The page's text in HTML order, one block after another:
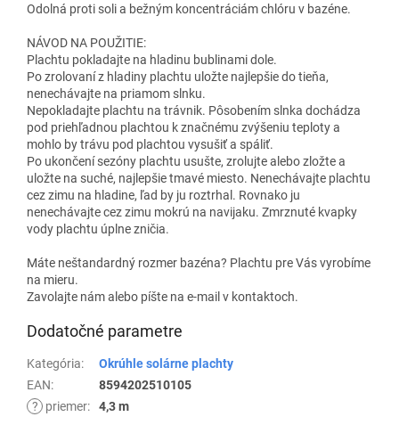
Odolná proti soli a bežným koncentráciám chlóru v bazéne.
NÁVOD NA POUŽITIE:
Plachtu pokladajte na hladinu bublinami dole.
Po zrolovaní z hladiny plachtu uložte najlepšie do tieňa,
nenechávajte na priamom slnku.
Nepokladajte plachtu na trávnik. Pôsobením slnka dochádza
pod priehľadnou plachtou k značnému zvýšeniu teploty a
mohlo by trávu pod plachtou vysušiť a spáliť.
Po ukončení sezóny plachtu usušte, zrolujte alebo zložte a
uložte na suché, najlepšie tmavé miesto. Nenechávajte plachtu
cez zimu na hladine, ľad by ju roztrhal. Rovnako ju
nenechávajte cez zimu mokrú na navijaku. Zmrznuté kvapky
vody plachtu úplne zničia.
Máte neštandardný rozmer bazéna? Plachtu pre Vás vyrobíme
na mieru.
Zavolajte nám alebo píšte na e-mail v kontaktoch.
Dodatočné parametre
Kategória:
Okrúhle solárne plachty
EAN:
8594202510105
?
priemer: 4,3 m